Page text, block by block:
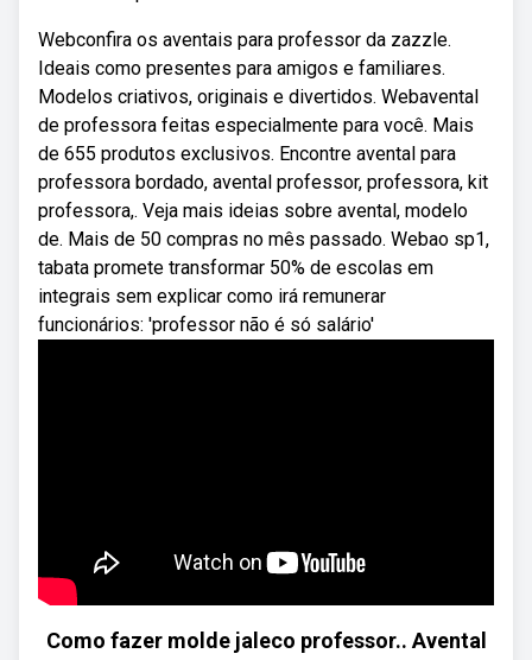
Webconfira os aventais para professor da zazzle.
Ideais como presentes para amigos e familiares.
Modelos criativos, originais e divertidos. Webavental
de professora feitas especialmente para você. Mais
de 655 produtos exclusivos. Encontre avental para
professora bordado, avental professor, professora, kit
professora,. Veja mais ideias sobre avental, modelo
de. Mais de 50 compras no mês passado. Webao sp1,
tabata promete transformar 50% de escolas em
integrais sem explicar como irá remunerar
funcionários: 'professor não é só salário'
Como fazer molde jaleco professor.. Avental